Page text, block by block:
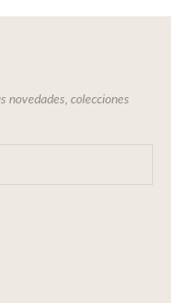
novedades, colecciones